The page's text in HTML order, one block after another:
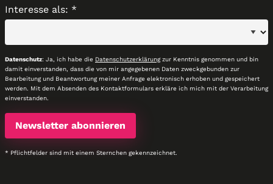
Interesse als: *
Datenschutz: Ja, ich habe die Datenschutzerklärungzur Kenntnis genommen und bin
damit einverstanden, dass die von mir angegebenen Daten zweckgebunden zur
Bearbeitung und Beantwortung meiner Anfrage elektronisch erhoben und gespeichert
werden. Mit dem Absenden des Kontaktformulars erkläre ich mich mit der Verarbeitung
einverstanden.
* Pflichtfelder sind mit einem Sternchen gekennzeichnet.